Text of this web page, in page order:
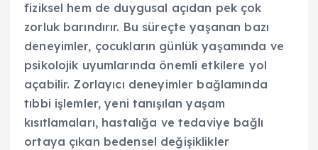
fiziksel hem de duygusal açıdan pek çok
zorluk barındırır. Bu süreçte yaşanan bazı
deneyimler, çocukların günlük yaşamında ve
psikolojik uyumlarında önemli etkilere yol
açabilir. Zorlayıcı deneyimler bağlamında
tıbbi işlemler, yeni tanışılan yaşam
kısıtlamaları, hastalığa ve tedaviye bağlı
ortaya çıkan bedensel değişiklikler